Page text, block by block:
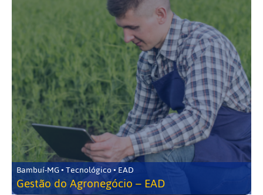
Bambuí-MG • Tecnológico • EAD
Gestão do Agronegócio – EAD